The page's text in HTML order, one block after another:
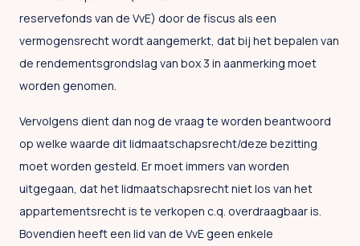
reservefonds van de VvE) door de fiscus als een
vermogensrecht wordt aangemerkt, dat bij het bepalen van
de rendementsgrondslag van box 3 in aanmerking moet
worden genomen.
Vervolgens dient dan nog de vraag te worden beantwoord
op welke waarde dit lidmaatschapsrecht/deze bezitting
moet worden gesteld. Er moet immers van worden
uitgegaan, dat het lidmaatschapsrecht niet los van het
appartementsrecht is te verkopen c.q. overdraagbaar is.
Bovendien heeft een lid van de VvE geen enkele